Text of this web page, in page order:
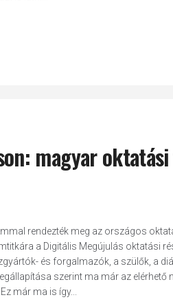
magyar
rendezték meg az országos
a Digitális Megújulás oktatási
és forgalmazók, a szülők, a
szerint ma már az
már ma is így...